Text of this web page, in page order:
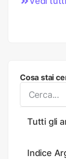
Cosa stai
Tutti gli
Indice